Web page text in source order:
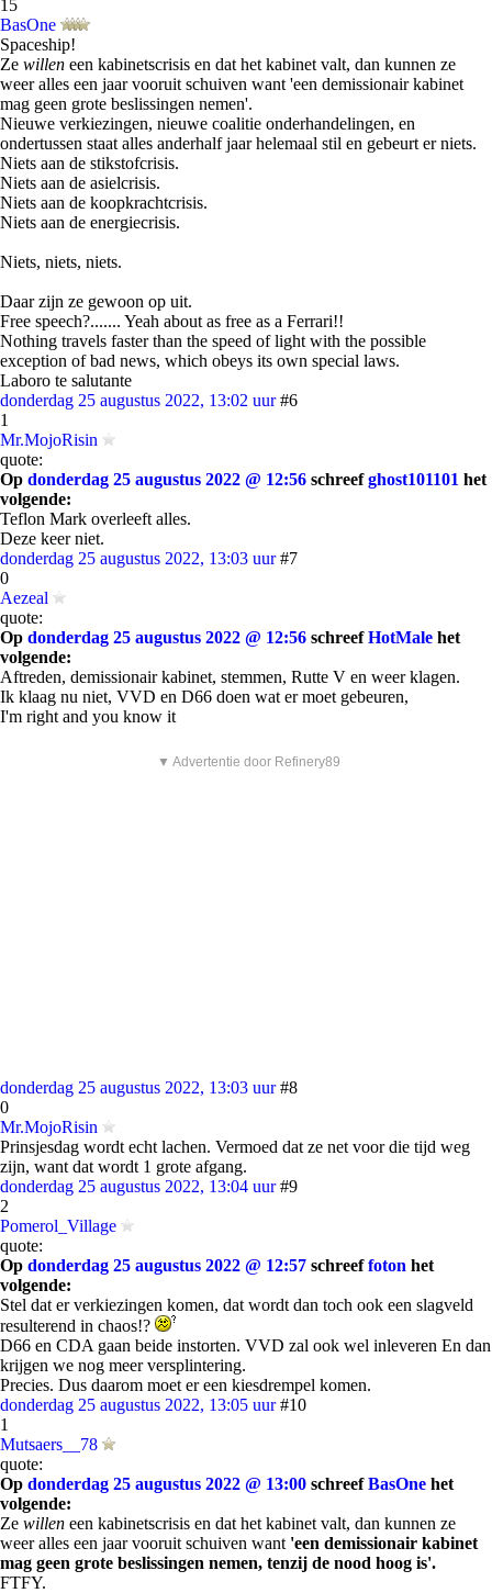
15
BasOne
Spaceship!
Ze willen een kabinetscrisis en dat het kabinet valt, dan kunnen ze
weer alles een jaar vooruit schuiven want 'een demissionair kabinet
mag geen grote beslissingen nemen'.
Nieuwe verkiezingen, nieuwe coalitie onderhandelingen, en
ondertussen staat alles anderhalf jaar helemaal stil en gebeurt er niets.
Niets aan de stikstofcrisis.
Niets aan de asielcrisis.
Niets aan de koopkrachtcrisis.
Niets aan de energiecrisis.
Niets, niets, niets.
Daar zijn ze gewoon op uit.
Free speech?....... Yeah about as free as a Ferrari!!
Nothing travels faster than the speed of light with the possible
exception of bad news, which obeys its own special laws.
Laboro te salutante
donderdag 25 augustus 2022, 13:02 uur #6
1
Mr.MojoRisin
quote:
Op donderdag 25 augustus 2022 @ 12:56 schreefghost101101 het
volgende:
Teflon Mark overleeft alles.
Deze keer niet.
donderdag 25 augustus 2022, 13:03 uur #7
0
Aezeal
quote:
Op donderdag 25 augustus 2022 @ 12:56 schreefHotMale het
volgende:
Aftreden, demissionair kabinet, stemmen, Rutte V en weer klagen.
Ik klaag nu niet, VVD en D66 doen wat er moet gebeuren,
I'm right and you know it
▼ Advertentie door Refinery89
donderdag 25 augustus 2022, 13:03 uur #8
0
Mr.MojoRisin
Prinsjesdag wordt echt lachen. Vermoed dat ze net voor die tijd weg
zijn, want dat wordt 1 grote afgang.
donderdag 25 augustus 2022, 13:04 uur #9
2
Pomerol_Village
quote:
Op donderdag 25 augustus 2022 @ 12:57 schreeffoton het
volgende:
Stel dat er verkiezingen komen, dat wordt dan toch ook een slagveld
resulterend in chaos!?
D66 en CDA gaan beide instorten. VVD zal ook wel inleveren En dan
krijgen we nog meer versplintering.
Precies. Dus daarom moet er een kiesdrempel komen.
donderdag 25 augustus 2022, 13:05 uur #10
1
Mutsaers__78
quote:
Op donderdag 25 augustus 2022 @ 13:00 schreefBasOne het
volgende:
Ze willen een kabinetscrisis en dat het kabinet valt, dan kunnen ze
weer alles een jaar vooruit schuiven want 'een demissionair kabinet
mag geen grote beslissingen nemen, tenzij de nood hoog is'.
FTFY.